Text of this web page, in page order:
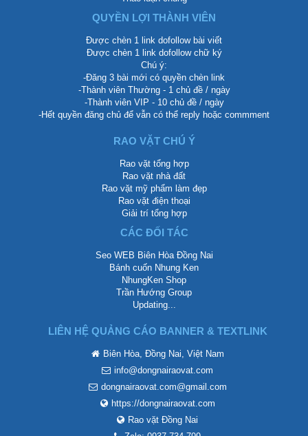
QUYỀN LỢI THÀNH VIÊN
Được chèn 1 link dofollow bài viết
Được chèn 1 link dofollow chữ ký
Chú ý:
-Đăng 3 bài mới có quyền chèn link
-Thành viên Thường - 1 chủ đề / ngày
-Thành viên VIP - 10 chủ đề / ngày
-Hết quyền đăng chủ để vẫn có thể reply hoặc commment
RAO VẶT CHÚ Ý
Rao vặt tổng hợp
Rao vặt nhà đất
Rao vặt mỹ phẩm làm đẹp
Rao vặt điện thoại
Giải trí tổng hợp
CÁC ĐỐI TÁC
Seo WEB Biên Hòa Đồng Nai
Bánh cuốn Nhung Ken
NhungKen Shop
Trần Hướng Group
Updating...
LIÊN HỆ QUẢNG CÁO BANNER & TEXTLINK
Biên Hòa, Đồng Nai, Việt Nam
info@dongnairaovat.com
dongnairaovat.com@gmail.com
https://dongnairaovat.com
Rao vặt Đồng Nai